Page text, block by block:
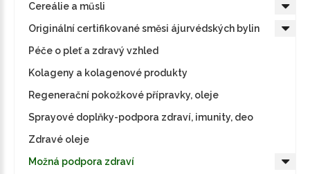
Cereálie a műsli
Originální certifikované směsi ájurvédských bylin
Péče o pleť a zdravý vzhled
Kolageny a kolagenové produkty
Regenerační pokožkové přípravky, oleje
Sprayové doplňky-podpora zdraví, imunity, deo
Zdravé oleje
Možná podpora zdraví